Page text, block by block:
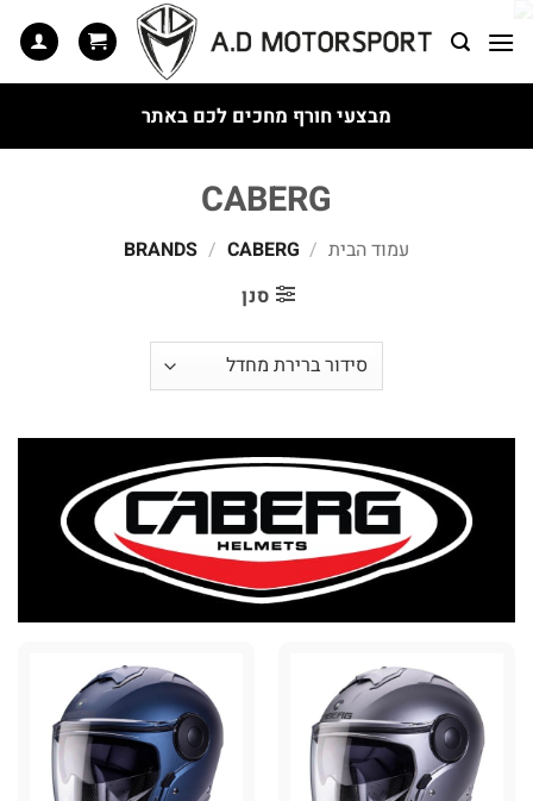
מבצעי חורף מחכים לכם באתר
CABERG
עמוד הבית /
/ CABERG
סנן